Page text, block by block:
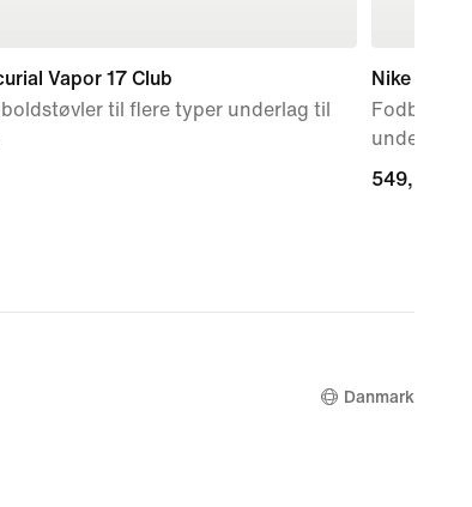
Vapor 17 Club
til flere typer underlag til
Nike Jr.
underlag
549,90 kr.
549,90 kr.
Danmark